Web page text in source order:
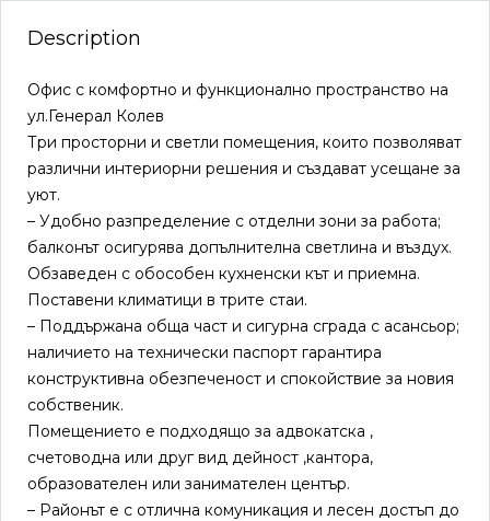
Description
Офис с комфортно и функционално пространство на
ул.Генерал Колев
Три просторни и светли помещения, които позволяват
различни интериорни решения и създават усещане за
уют.
– Удобно разпределение с отделни зони за работа;
балконът осигурява допълнителна светлина и въздух.
Обзаведен с обособен кухненски кът и приемна.
Поставени климатици в трите стаи.
– Поддържана обща част и сигурна сграда с асансьор;
наличието на технически паспорт гарантира
конструктивна обезпеченост и спокойствие за новия
собственик.
Помещението е подходящо за адвокатска ,
счетоводна или друг вид дейност ,кантора,
образователен или занимателен център.
– Районът е с отлична комуникация и лесен достъп до